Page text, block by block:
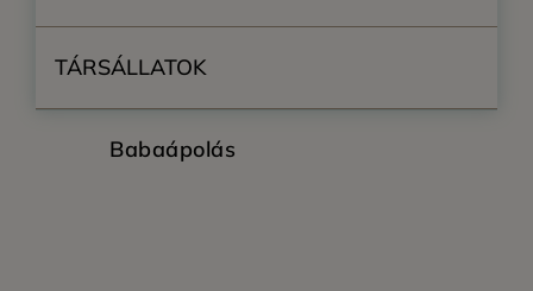
TÁRSÁLLATOK
Babaápolás